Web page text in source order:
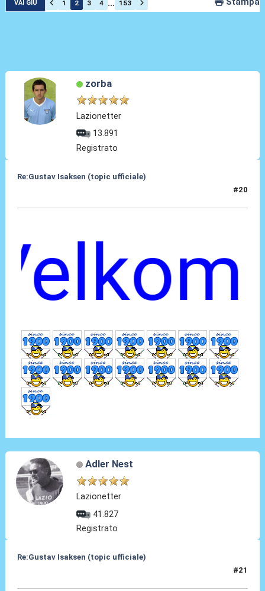
VAI GIÙ 1 2 3 4 ... 153
zorba
Lazionetter
13.891
Registrato
Re:Gustav Isaksen (topic ufficiale)
#20
Adler Nest
Lazionetter
41.827
Registrato
Re:Gustav Isaksen (topic ufficiale)
#21